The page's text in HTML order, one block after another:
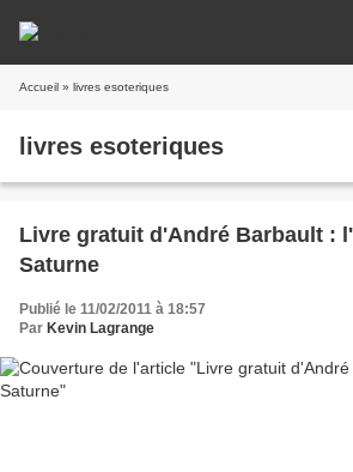
Accueil » livres esoteriques
livres esoteriques
Livre gratuit d'André Barbault :
Saturne
Publié le 11/02/2011 à 18:57
Par Kevin Lagrange